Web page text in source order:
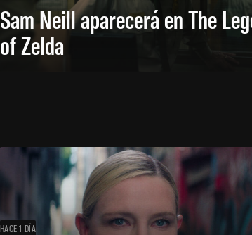
Sam Neill aparecerá en The
of Zelda
HACE 1 DÍA